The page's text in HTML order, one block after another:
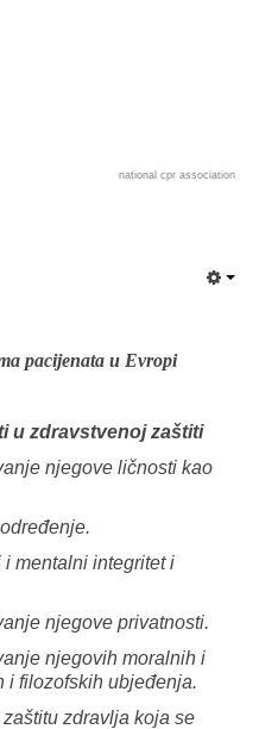
national cpr association
pacijenata u Evropi
u zdravstvenoj zaštiti
njegove ličnosti kao
mentalni integritet i
njegove privatnosti.
njegovih moralnih i
i filozofskih ubjeđenja.
zdravlja koja se